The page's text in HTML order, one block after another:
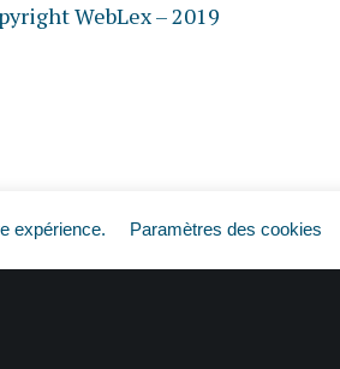
WebLex – 2019
expérience. Paramètres des cookies